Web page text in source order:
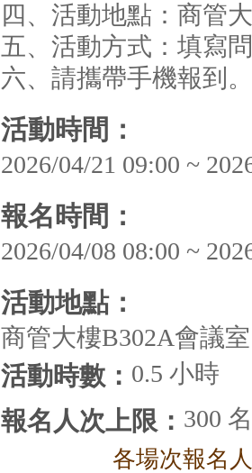
四、活動地點：商管
五、活動方式：填寫
六、請攜帶手機報到。
活動時間：
2026/04/21 09:00 ~
報名時間：
2026/04/08 08:00 ~
活動地點：
商管大樓B302A會議室
活動時數： 0.5 小時
報名人次上限： 300 名
各場次報名